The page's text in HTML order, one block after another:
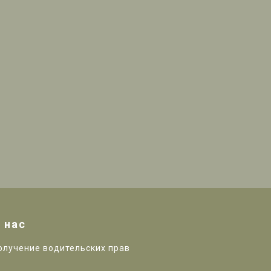
нас
водительских прав